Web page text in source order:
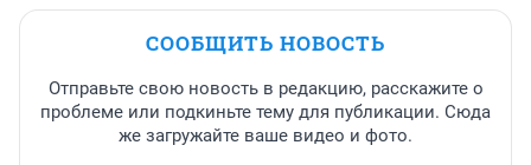
СООБЩИТЬ НОВОСТЬ
Отправьте свою новость в редакцию, расскажите о
проблеме или подкиньте тему для публикации. Сюда
же загружайте ваше видео и фото.